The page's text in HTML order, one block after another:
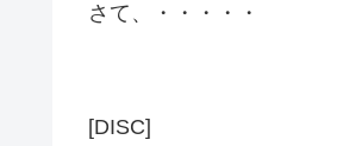
さて、・・・・・
[DISC]